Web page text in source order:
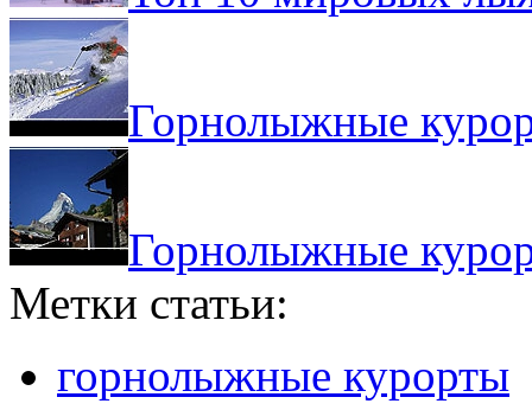
Горнолыжные
Горнолыжные
Метки статьи:
горнолыжные курорты